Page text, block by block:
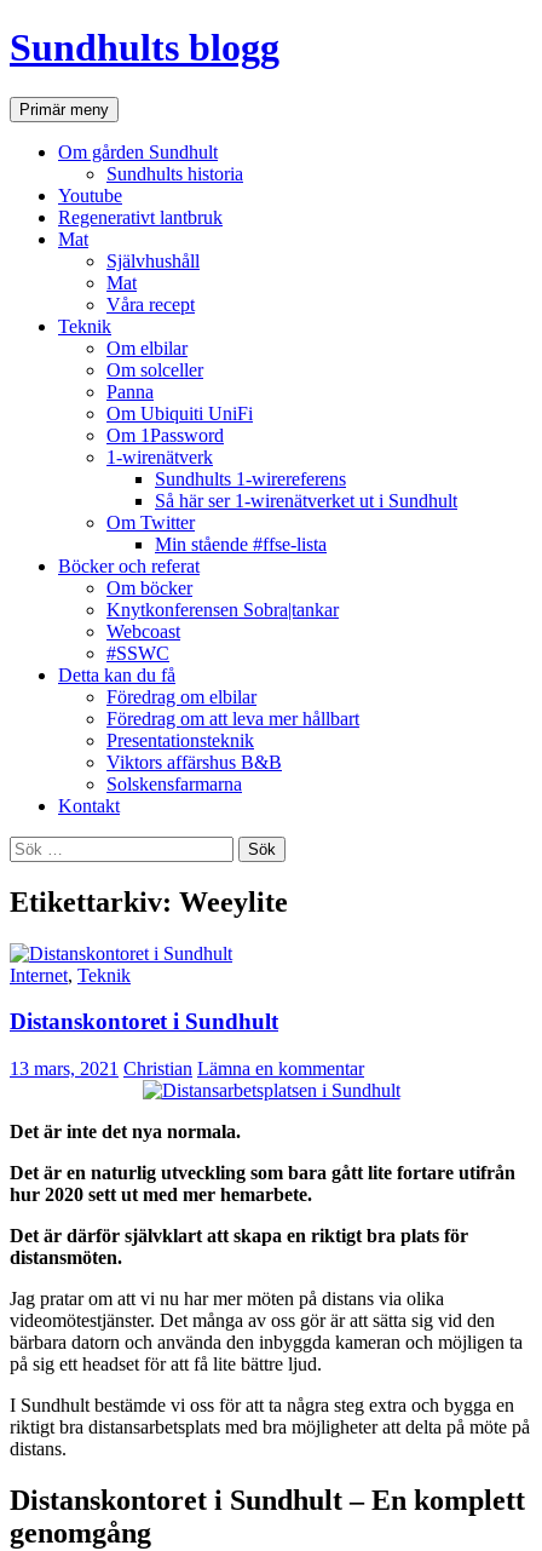
Hoppa
till
Sundhults blogg
SökPrimär meny
Om gården Sundhult
Sundhults historia
Youtube
Regenerativt lantbruk
Mat
Självhushåll
Mat
Våra recept
Teknik
Om elbilar
Om solceller
Panna
Om Ubiquiti UniFi
Om 1Password
1-wirenätverk
Sundhults 1-wirereferens
Så här ser 1-wirenätverket ut i Sundhult
Om Twitter
Min stående #ffse-lista
Böcker och referat
Om böcker
Knytkonferensen Sobra|tankar
Webcoast
#SSWC
Detta kan du få
Föredrag om elbilar
Föredrag om att leva mer hållbart
Presentationsteknik
Viktors affärshus B&B
Solskensfarmarna
Kontakt
Sök
efter:
Etikettarkiv: Weeylite
Internet, Teknik
Distanskontoret i Sundhult
13 mars, 2021 Christian Lämna en kommentar
Det är inte det nya normala.
Det är en naturlig utveckling som bara gått lite fortare utifrån
hur 2020 sett ut med mer hemarbete.
Det är därför självklart att skapa en riktigt bra plats för
distansmöten.
Jag pratar om att vi nu har mer möten på distans via olika
videomötestjänster. Det många av oss gör är att sätta sig vid den
bärbara datorn och använda den inbyggda kameran och möjligen ta
på sig ett headset för att få lite bättre ljud.
I Sundhult bestämde vi oss för att ta några steg extra och bygga en
riktigt bra distansarbetsplats med bra möjligheter att delta på möte på
distans.
Distanskontoret i Sundhult – En komplett
genomgång